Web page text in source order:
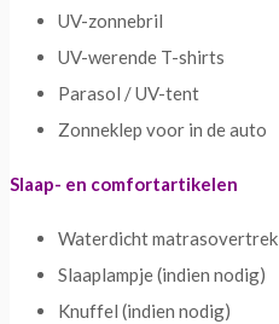
UV-zonnebril
UV-werende T-shirts
Parasol / UV-tent
Zonneklep voor in de auto
Slaap- en comfortartikelen
Waterdicht matrasovertrek
Slaaplampje (indien nodig)
Knuffel (indien nodig)